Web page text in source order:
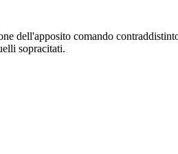
dell'apposito comando
sopracitati.